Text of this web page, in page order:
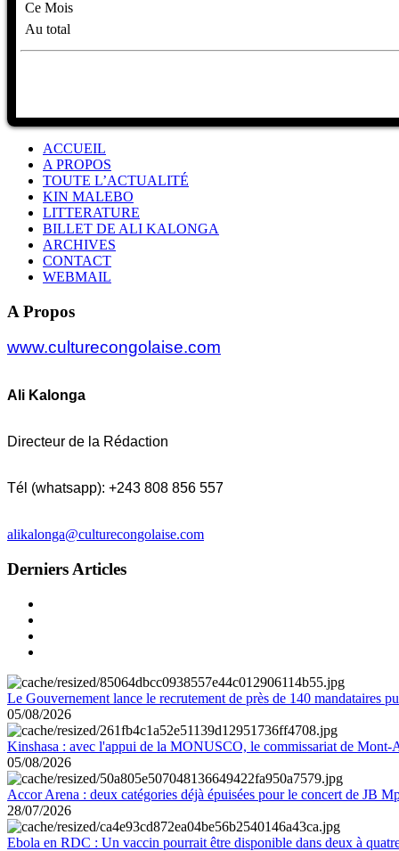
Ce Mois
Au total
ACCUEIL
A PROPOS
TOUTE L’ACTUALITÉ
KIN MALEBO
LITTERATURE
BILLET DE ALI KALONGA
ARCHIVES
CONTACT
WEBMAIL
A Propos
www.culturecongolaise.com
Ali Kalonga
Directeur de la Rédaction
Tél (whatsapp): +243 808 856 557
alikalonga@culturecongolaise.com
Derniers Articles
Le Gouvernement lance le recrutement de près de 140 mandataires
05/08/2026
Kinshasa : avec l'appui de la MONUSCO, le commissariat de Mont-
05/08/2026
Accor Arena : deux catégories déjà épuisées pour le concert de JB
28/07/2026
Ebola en RDC : Un vaccin pourrait être disponible dans deux à